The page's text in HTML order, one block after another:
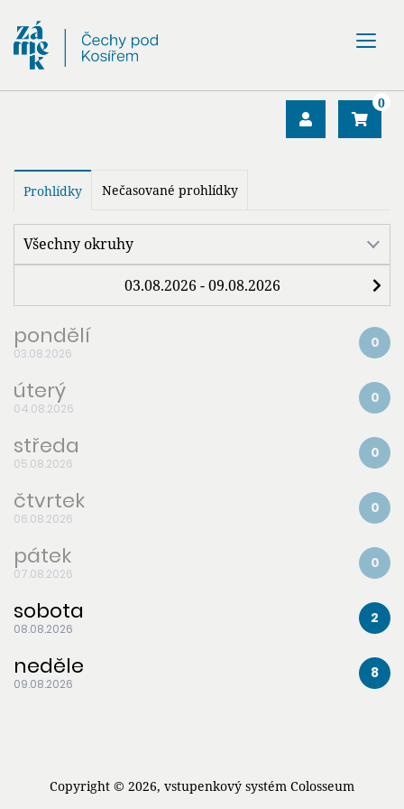
0
Prohlídky Nečasované prohlídky
pondělí
03.08.2026
0
úterý
04.08.2026
0
středa
05.08.2026
0
čtvrtek
06.08.2026
0
pátek
07.08.2026
0
sobota
08.08.2026
2
neděle
09.08.2026
8
Copyright © 2026, vstupenkový systém Colosseum